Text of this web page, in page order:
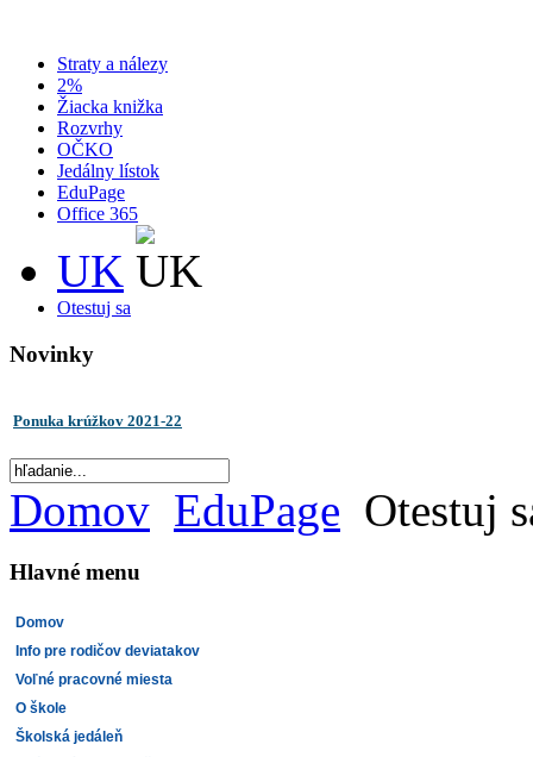
Straty a nálezy
2%
Žiacka knižka
Rozvrhy
OČKO
Jedálny lístok
EduPage
Office 365
UK
Otestuj sa
Novinky
Ponuka krúžkov 2021-22
Domov EduPage Otestuj
Hlavné menu
Domov
Info pre rodičov deviatakov
Voľné pracovné miesta
O škole
Školská jedáleň